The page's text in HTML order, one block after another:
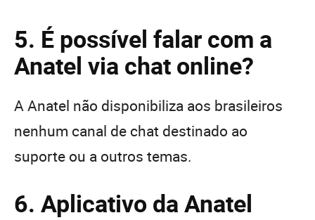
5. É possível falar com a
Anatel via chat online?
A Anatel não disponibiliza aos brasileiros
nenhum canal de chat destinado ao
suporte ou a outros temas.
6. Aplicativo da Anatel